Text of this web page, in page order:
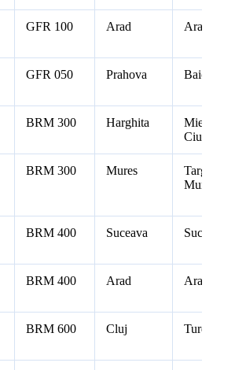
GFR 100 Arad Arad
GFR 050 Prahova Baicoi
BRM 300 Harghita
Miercurea
Ciuc
BRM 300 Mures
Targu
Mures
BRM 400 Suceava Suceava
BRM 400 Arad Arad
BRM 600 Cluj Turda